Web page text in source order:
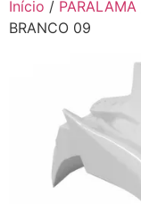
Início / PARALAMA
BRANCO 09